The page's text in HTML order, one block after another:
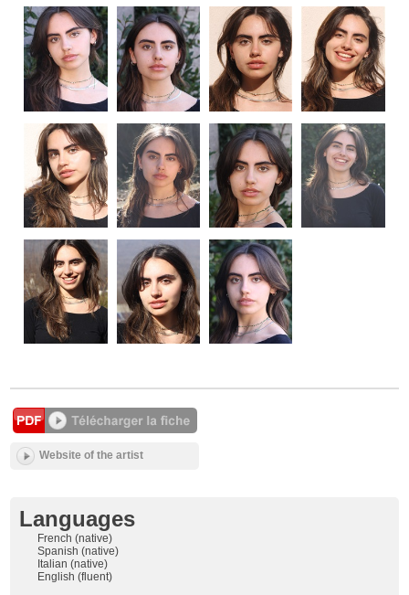
Languages
French (native)
Spanish (native)
Italian (native)
English (fluent)
Website of the artist